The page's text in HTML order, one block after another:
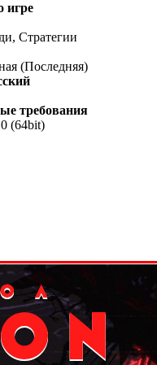
игре
Стратегии
(Последняя)
требования
(64bit)